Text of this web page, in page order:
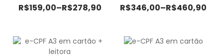
R$159,00–R$278,90 R$346,00–R$460,90